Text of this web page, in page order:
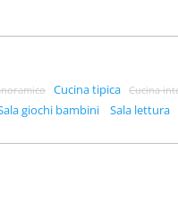
Cucina tipica Cucina
giochi bambini Sala lettura